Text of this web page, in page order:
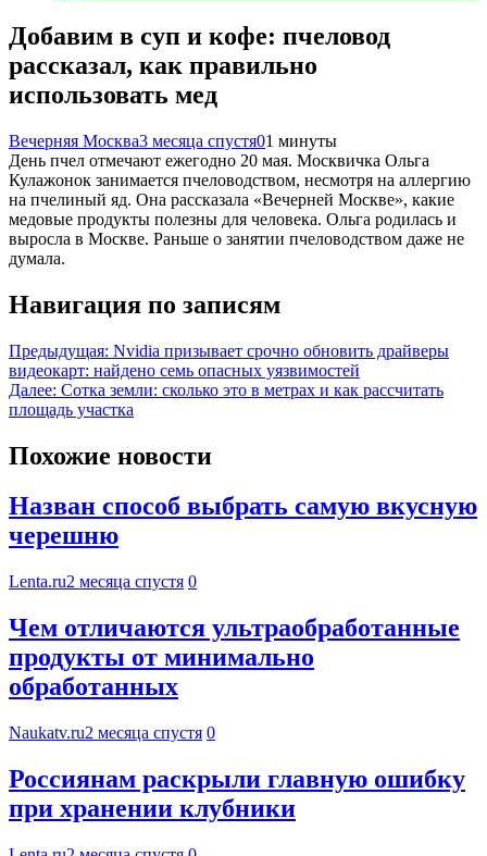
Добавим в суп и кофе: пчеловод
рассказал, как правильно
использовать мед
Вечерняя Москва3 месяца спустя01 минуты
День пчел отмечают ежегодно 20 мая. Москвичка Ольга
Кулажонок занимается пчеловодством, несмотря на аллергию
на пчелиный яд. Она рассказала «Вечерней Москве», какие
медовые продукты полезны для человека. Ольга родилась и
выросла в Москве. Раньше о занятии пчеловодством даже не
думала.
Навигация по записям
Предыдущая: Nvidia призывает срочно обновить драйверы
видеокарт: найдено семь опасных уязвимостей
Далее: Сотка земли: сколько это в метрах и как рассчитать
площадь участка
Похожие новости
Назван способ выбрать самую вкусную
черешню
Lenta.ru2 месяца спустя 0
Чем отличаются ультраобработанные
продукты от минимально
обработанных
Naukatv.ru2 месяца спустя 0
Россиянам раскрыли главную ошибку
при хранении клубники